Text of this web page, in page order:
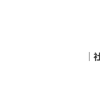
｜